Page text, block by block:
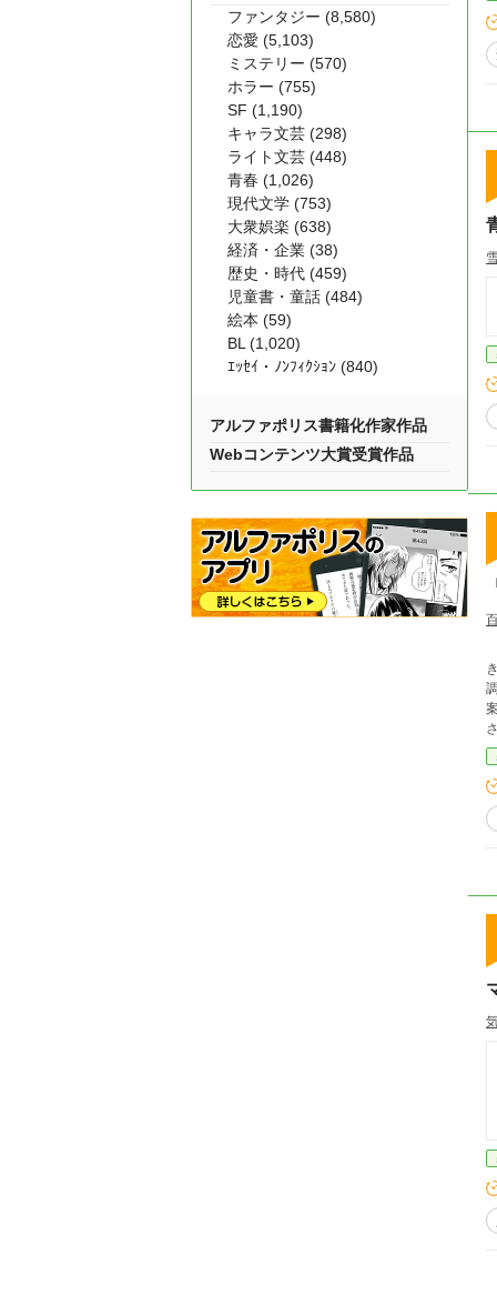
案
が
ファンタジー (8,580)
恋愛 (5,103)
ミステリー (570)
ホラー (755)
SF (1,190)
キャラ文芸 (298)
ライト文芸 (448)
青春 (1,026)
現代文学 (753)
大衆娯楽 (638)
経済・企業 (38)
歴史・時代 (459)
児童書・童話 (484)
絵本 (59)
BL (1,020)
ｴｯｾｲ・ﾉﾝﾌｨｸｼｮﾝ (840)
アルファポリス書籍化作家作品
Webコンテンツ大賞受賞作品